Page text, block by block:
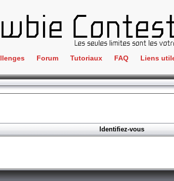
Forum Tutoriaux FAQ Liens
IRC
Identifiez-vous